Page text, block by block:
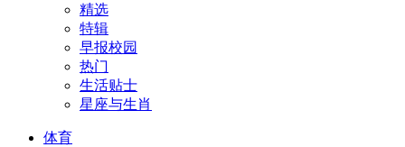
精选
特辑
早报校园
热门
生活贴士
星座与生肖
体育